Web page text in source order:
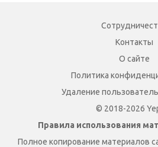
Контакты
О сайте
Политика
Удаление
© 2018-2026
Правила использования
Полное копирование материалов